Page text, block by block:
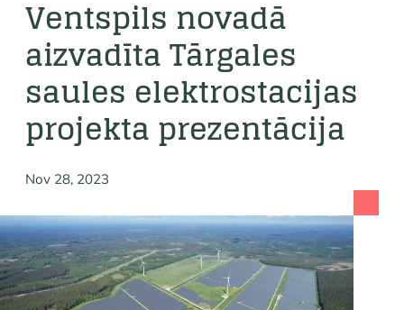
Ventspils novadā
aizvadīta Tārgales
saules elektrostacijas
projekta prezentācija
Nov 28, 2023